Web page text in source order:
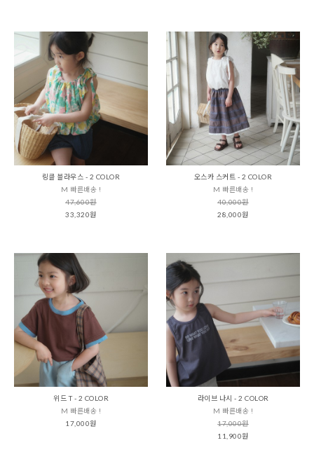
링클 블라우스 - 2 COLOR
M 빠른배송 !
47,600원
33,320원
오스카 스커트 - 2 COLOR
M 빠른배송 !
40,000원
28,000원
위드 T - 2 COLOR
M 빠른배송 !
17,000원
라이브 나시 - 2 COLOR
M 빠른배송 !
17,000원
11,900원